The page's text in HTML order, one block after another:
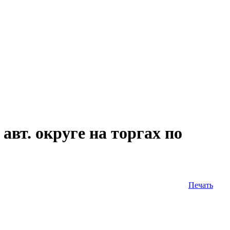
округе на торгах по
Печать